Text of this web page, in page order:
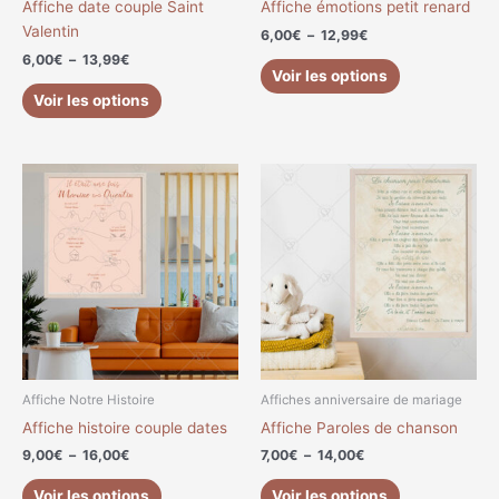
Affiche date couple Saint
Valentin
6,00€ – 13,99€
Voir les options
produit
Affiche émotions petit renard
6,00€ – 12,99€
Voir les options
du
Affiche Notre Histoire
Affiche histoire couple dates
9,00€ – 16,00€
Plage
16,00€
Ce
plusieurs
variations.
Les
options
peuvent
être
sur
du
Affiches anniversaire de mariage
Affiche Paroles de chanson
7,00€ – 14,00€
Plage
de
prix :
7,00€
à
14,00€
Ce
produit
a
plusieurs
variations.
Les
options
être
choisies
sur
du